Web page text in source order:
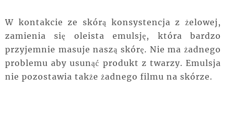
W kontakcie ze skórą konsystencja z żelowej,
zamienia się oleista emulsję, która bardzo
przyjemnie masuje naszą skórę. Nie ma żadnego
problemu aby usunąć produkt z twarzy. Emulsja
nie pozostawia także żadnego filmu na skórze.